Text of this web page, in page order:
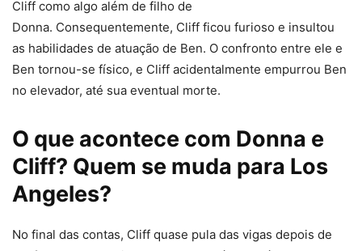
Cliff como algo além de filho de
Donna. Consequentemente, Cliff ficou furioso e insultou
as habilidades de atuação de Ben. O confronto entre ele e
Ben tornou-se físico, e Cliff acidentalmente empurrou Ben
no elevador, até sua eventual morte.
O que acontece com Donna e
Cliff? Quem se muda para Los
Angeles?
No final das contas, Cliff quase pula das vigas depois de